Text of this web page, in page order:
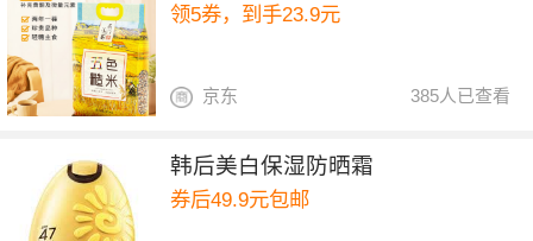
领5券，到手23.9元
385人已查看
京东
韩后美白保湿防晒霜
券后49.9元包邮